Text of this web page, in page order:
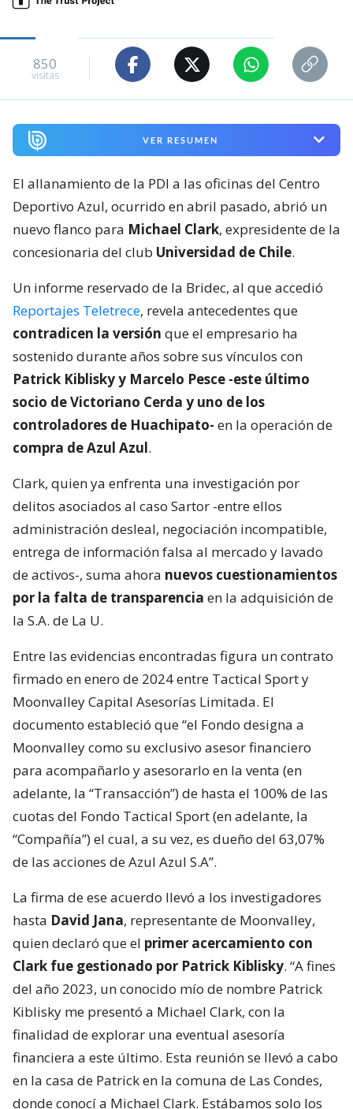
850
visitas
VER RESUMEN
El allanamiento de la PDI a las oficinas del Centro
Deportivo Azul, ocurrido en abril pasado, abrió un
nuevo flanco para Michael Clark, expresidente de la
concesionaria del club Universidad de Chile.
Un informe reservado de la Bridec, al que accedió
Reportajes Teletrece, revela antecedentes que
contradicen la versión que el empresario ha
sostenido durante años sobre sus vínculos con
Patrick Kiblisky y Marcelo Pesce -este último
socio de Victoriano Cerda y uno de los
controladores de Huachipato- en la operación de
compra de Azul Azul.
Clark, quien ya enfrenta una investigación por
delitos asociados al caso Sartor -entre ellos
administración desleal, negociación incompatible,
entrega de información falsa al mercado y lavado
de activos-, suma ahora nuevos cuestionamientos
por la falta de transparencia en la adquisición de
la S.A. de La U.
Entre las evidencias encontradas figura un contrato
firmado en enero de 2024 entre Tactical Sport y
Moonvalley Capital Asesorías Limitada. El
documento estableció que “el Fondo designa a
Moonvalley como su exclusivo asesor financiero
para acompañarlo y asesorarlo en la venta (en
adelante, la “Transacción”) de hasta el 100% de las
cuotas del Fondo Tactical Sport (en adelante, la
“Compañía”) el cual, a su vez, es dueño del 63,07%
de las acciones de Azul Azul S.A”.
La firma de ese acuerdo llevó a los investigadores
hasta David Jana, representante de Moonvalley,
quien declaró que el primer acercamiento con
Clark fue gestionado por Patrick Kiblisky. “A fines
del año 2023, un conocido mío de nombre Patrick
Kiblisky me presentó a Michael Clark, con la
finalidad de explorar una eventual asesoría
financiera a este último. Esta reunión se llevó a cabo
en la casa de Patrick en la comuna de Las Condes,
donde conocí a Michael Clark. Estábamos solo los